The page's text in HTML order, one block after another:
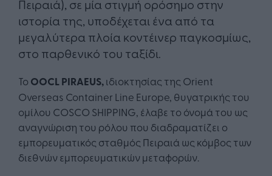
Πειραιά), σε μία στιγμή ορόσημο στην
ιστορία της, υποδέχεται ένα από τα
μεγαλύτερα πλοία κοντέινερ παγκοσμίως,
στο παρθενικό του ταξίδι.
Το OOCL PIRAEUS,ιδιοκτησίας της Orient
Overseas Container Line Europe, θυγατρικής του
oμίλου COSCO SHIPPING, έλαβε το όνομά του ως
αναγνώριση του ρόλου που διαδραματίζει ο
εμπορευματικός σταθμός Πειραιά ως κόμβος των
διεθνών εμπορευματικών μεταφορών.